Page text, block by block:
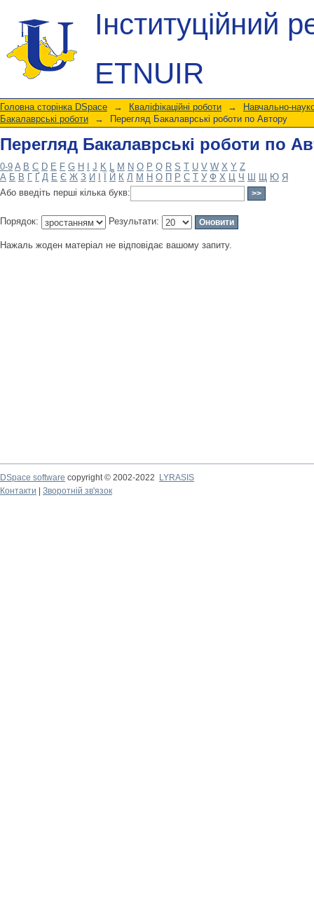
Інституційний
ETNUIR
Перегляд Бакалаврські роботи по
Головна сторінка DSpace → Кваліфікаційні роботи →
Навчально-
Бакалаврські роботи
→ Перегляд Бакалаврські роботи по Автору
Перегляд Бакалаврські роботи по
0-9 A B C D E F G H J K L M N O P Q R S T U V W X Y Z
А Б В Г Ґ Д Е Є Ж З И Й К Л М Н О П Р С Т У Ф Х Ц Ч Ш Щ Ю Я
Або введіть перші кілька букв:
Порядок: Результати:
Нажаль жоден матеріал не відповідає вашому запиту.
DSpace software copyright © 2002-2022
LYRASIS
Контакти
Зворотній зв'язок